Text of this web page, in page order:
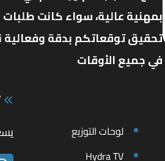
بمهنية عالية، سواء كانت طلبات
تحقيق توقعاتكم بدقة وفعالية
في جميع الأوقات
لوحات التوزيع
Hydra TV